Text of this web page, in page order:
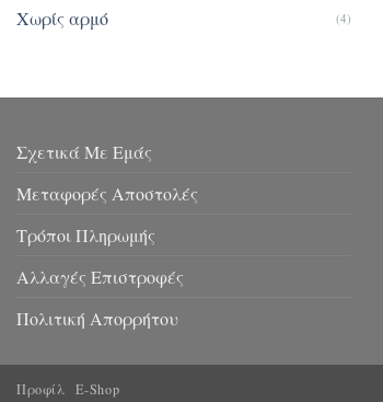
Χωρίς αρμό (4)
Σχετικά Με Εμάς
Μεταφορές Αποστολές
Τρόποι Πληρωμής
Αλλαγές Επιστροφές
Πολιτική Απορρήτου
Προφίλ E-Shop